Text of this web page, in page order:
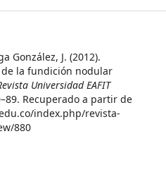
González, J. (2012).
la fundición nodular
Universidad EAFIT
Recuperado a partir de
index.php/revista-
880